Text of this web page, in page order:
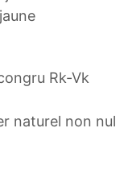
Rk-Vk
naturel non nul